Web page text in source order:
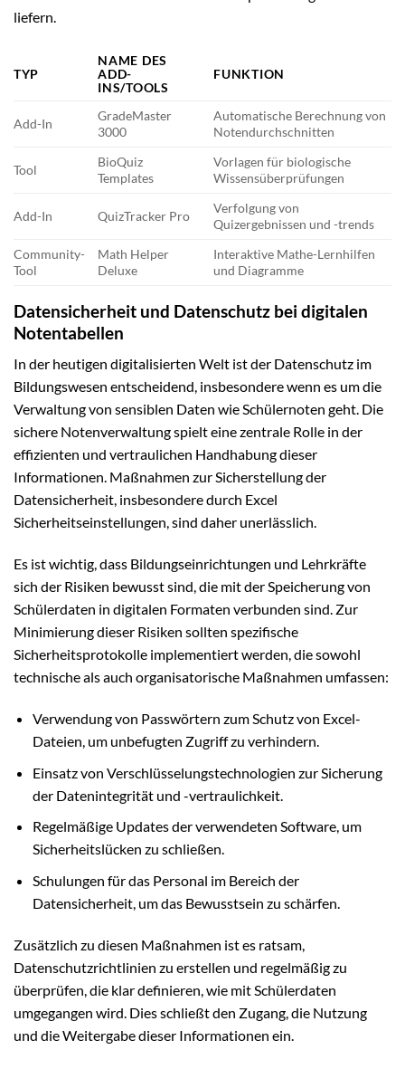
liefern.
TYP
NAME DES
ADD-
INS/TOOLS
FUNKTION
Add-In
GradeMaster
3000
Automatische Berechnung von
Notendurchschnitten
Tool
BioQuiz
Templates
Vorlagen für biologische
Wissensüberprüfungen
Add-In QuizTracker Pro
Verfolgung von
Quizergebnissen und -trends
Community-
Tool
Math Helper
Deluxe
Interaktive Mathe-Lernhilfen
und Diagramme
Datensicherheit und Datenschutz bei digitalen
Notentabellen
In der heutigen digitalisierten Welt ist der Datenschutz im
Bildungswesen entscheidend, insbesondere wenn es um die
Verwaltung von sensiblen Daten wie Schülernoten geht. Die
sichere Notenverwaltung spielt eine zentrale Rolle in der
effizienten und vertraulichen Handhabung dieser
Informationen. Maßnahmen zur Sicherstellung der
Datensicherheit, insbesondere durch Excel
Sicherheitseinstellungen, sind daher unerlässlich.
Es ist wichtig, dass Bildungseinrichtungen und Lehrkräfte
sich der Risiken bewusst sind, die mit der Speicherung von
Schülerdaten in digitalen Formaten verbunden sind. Zur
Minimierung dieser Risiken sollten spezifische
Sicherheitsprotokolle implementiert werden, die sowohl
technische als auch organisatorische Maßnahmen umfassen:
Verwendung von Passwörtern zum Schutz von Excel-
Dateien, um unbefugten Zugriff zu verhindern.
Einsatz von Verschlüsselungstechnologien zur Sicherung
der Datenintegrität und -vertraulichkeit.
Regelmäßige Updates der verwendeten Software, um
Sicherheitslücken zu schließen.
Schulungen für das Personal im Bereich der
Datensicherheit, um das Bewusstsein zu schärfen.
Zusätzlich zu diesen Maßnahmen ist es ratsam,
Datenschutzrichtlinien zu erstellen und regelmäßig zu
überprüfen, die klar definieren, wie mit Schülerdaten
umgegangen wird. Dies schließt den Zugang, die Nutzung
und die Weitergabe dieser Informationen ein.